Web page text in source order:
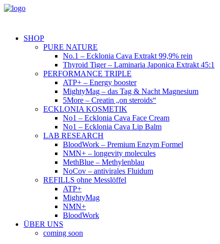
SHOP
PURE NATURE
No.1 – Ecklonia Cava Extrakt 99,9% rein
Thyroid Tiger – Laminaria Japonica Extrakt 45:1
PERFORMANCE TRIPLE
ATP+ – Energy booster
MightyMag – das Tag & Nacht Magnesium
5More – Creatin „on steroids“
ECKLONIA KOSMETIK
No1 – Ecklonia Cava Face Cream
No1 – Ecklonia Cava Lip Balm
LAB RESEARCH
BloodWork – Premium Enzym Formel
NMN+ – longevity molecules
MethBlue – Methylenblau
NoCov – antivirales Fluidum
REFILLS ohne Messlöffel
ATP+
MightyMag
NMN+
BloodWork
ÜBER UNS
coming soon